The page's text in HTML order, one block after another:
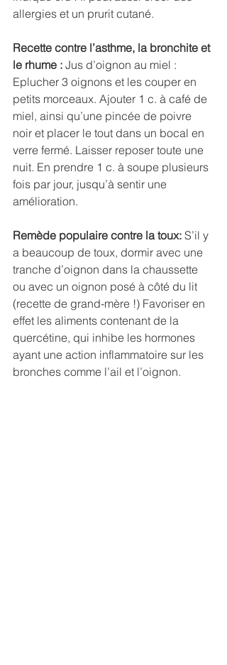
allergies et un prurit cutané.
Recette contre l’asthme, la bronchite et
le rhume : Jus d’oignon au miel :
Eplucher 3 oignons et les couper en
petits morceaux. Ajouter 1 c. à café de
miel, ainsi qu’une pincée de poivre
noir et placer le tout dans un bocal en
verre fermé. Laisser reposer toute une
nuit. En prendre 1 c. à soupe plusieurs
fois par jour, jusqu’à sentir une
amélioration.
Remède populaire contre la toux: S’il y
a beaucoup de toux, dormir avec une
tranche d’oignon dans la chaussette
ou avec un oignon posé à côté du lit
(recette de grand-mère !) Favoriser en
effet les aliments contenant de la
quercétine, qui inhibe les hormones
ayant une action inflammatoire sur les
bronches comme l’ail et l’oignon.